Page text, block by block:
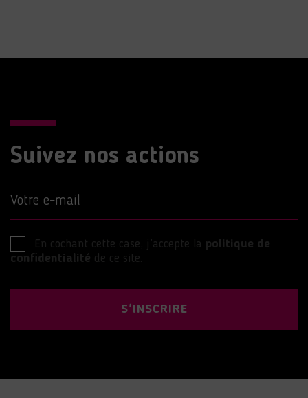
Suivez nos actions
Votre e-mail
En cochant cette case, j’accepte la politique de
confidentialité de ce site.
S'INSCRIRE